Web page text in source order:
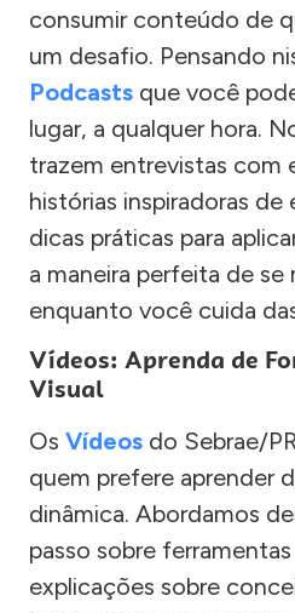
consumir conteúdo de
um desafio. Pensando
Podcasts que você
lugar, a qualquer hora.
trazem entrevistas com
histórias inspiradoras
dicas práticas para
a maneira perfeita de
enquanto você cuida
Vídeos: Aprenda de
Visual
Os Vídeos do Sebrae/
quem prefere aprender
dinâmica. Abordamos
passo sobre
explicações sobre